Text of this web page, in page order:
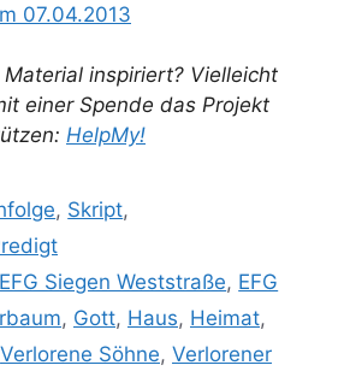
07.04.2013
inspiriert? Vielleicht
einer Spende das Projekt
HelpMy!
, Skript,
EFG Siegen Weststraße, EFG
, Gott, Haus, Heimat,
Verlorene Söhne, Verlorener